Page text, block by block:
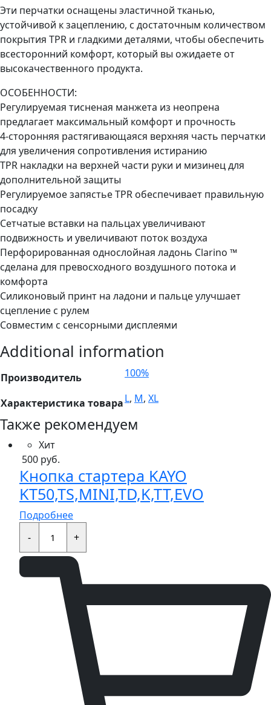
Эти перчатки оснащены эластичной тканью,
устойчивой к зацеплению, с достаточным количеством
покрытия TPR и гладкими деталями, чтобы обеспечить
всесторонний комфорт, который вы ожидаете от
высокачественного продукта.
ОСОБЕННОСТИ:
Регулируемая тисненая манжета из неопрена
предлагает максимальный комфорт и прочность
4-сторонняя растягивающаяся верхняя часть перчатки
для увеличения сопротивления истиранию
TPR накладки на верхней части руки и мизинец для
дополнительной защиты
Регулируемое запястье TPR обеспечивает правильную
посадку
Сетчатые вставки на пальцах увеличивают
подвижность и увеличивают поток воздуха
Перфорированная однослойная ладонь Clarino ™
сделана для превосходного воздушного потока и
комфорта
Силиконовый принт на ладони и пальце улучшает
сцепление с рулем
Совместим с сенсорными дисплеями
Additional information
Производитель 100%
Характеристика товараL, M, XL
Также рекомендуем
Хит
500 руб.
Кнопка стартера KAYO
KT50,TS,MINI,TD,K,TT,EVO
Подробнее
-
Кнопка
стартера
KT50,TS,MINI,TD,K,TT,EVO
quantity
+